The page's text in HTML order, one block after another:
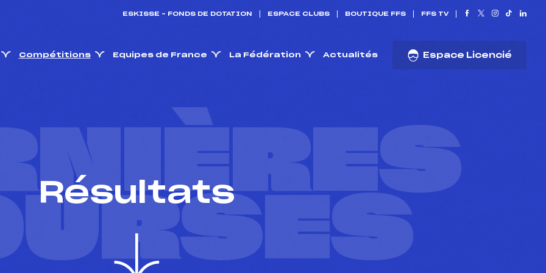
ESKISSE – FONDS DE DOTATION ESPACE CLUBS BOUTIQUE FFS FFS TV
Compétitions Equipes de France La Fédération Actualités Espace Licencié
Résultats